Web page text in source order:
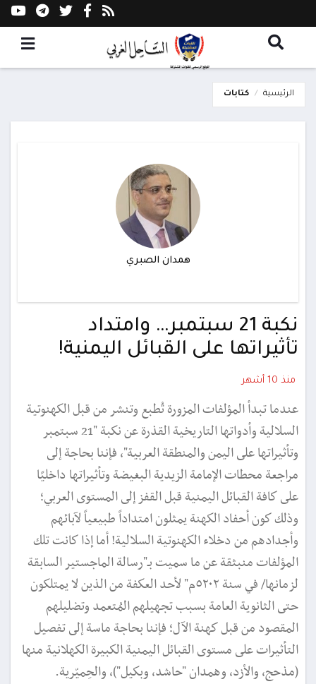
الرئيسية كتابات
همدان الصبري
نكبة 21 سبتمبر… وامتداد
تأثيراتها على القبائل اليمنية!
منذ 10 أشهر
عندما تبدأ المؤلفات المزورة تُطبع وتنشر من قبل الكهنوتية
السلالية وأدواتها التاريخية القذرة عن نكبة "21 سبتمبر
وتأثيراتها على اليمن والمنطقة العربية"، فإننا بحاجة إلى
مراجعة محطات الإمامة الزيدية البغيضة وتأثيراتها داخليًا
على كافة القبائل اليمنية قبل القفز إلى المستوى العربي؛
وذلك كون أحفاد الكهنة يمثلون امتداداً طبيعياً لآبائهم
وأجدادهم من دخلاء الكهنوتية السلالية! أما إذا كانت تلك
المؤلفات منبثقة عن ما سميت بـ"رسالة الماجستير السابقة
لزمانها/ في سنة ٥٢٠٢م" لأحد العكفة من الذين لا يمتلكون
حتى الثانوية العامة بسبب تجهيلهم المُتعمد وتضليلهم
المقصود من قبل كهنة الآل؛ فإننا بحاجة ماسة إلى تفصيل
التأثيرات على مستوى القبائل اليمنية الكبيرة الكهلانية منها
(مذحج، والأزد، وهمدان "حاشد، وبكيل")، والحِميّرية.